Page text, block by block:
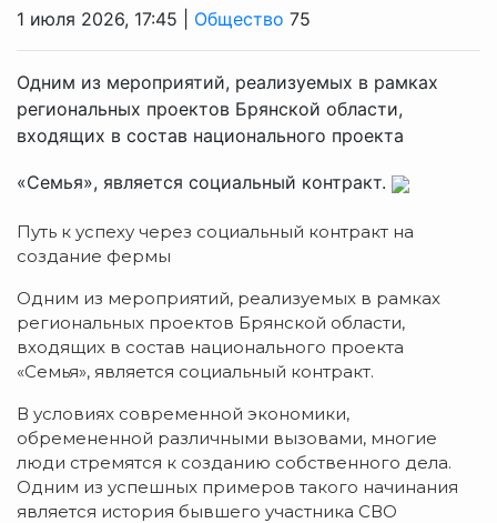
1 июля 2026, 17:45 | Общество 75
Одним из мероприятий, реализуемых в рамках
региональных проектов Брянской области,
входящих в состав национального проекта
«Семья», является социальный контракт.
Путь к успеху через социальный контракт на
создание фермы
Одним из мероприятий, реализуемых в рамках
региональных проектов Брянской области,
входящих в состав национального проекта
«Семья», является социальный контракт.
В условиях современной экономики,
обремененной различными вызовами, многие
люди стремятся к созданию собственного дела.
Одним из успешных примеров такого начинания
является история бывшего участника СВО